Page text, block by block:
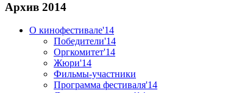
Архив 2014
О кинофестивале'14
Победители'14
Оргкомитет'14
Жюри'14
Фильмы-участники
Программа фестиваля'14